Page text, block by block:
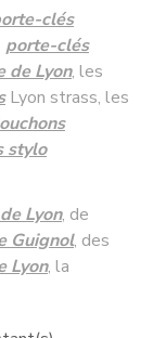
clés
porte-clés
de Lyon, les
Lyon strass, les
stylo
Lyon, de
Guignol, des
Lyon, la